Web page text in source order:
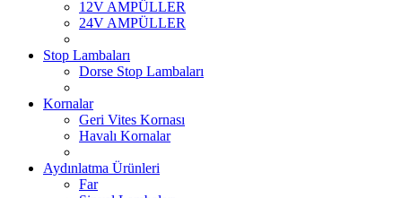
12V AMPÜLLER
24V AMPÜLLER
Stop Lambaları
Dorse Stop Lambaları
Kornalar
Geri Vites Kornası
Havalı Kornalar
Aydınlatma Ürünleri
Far